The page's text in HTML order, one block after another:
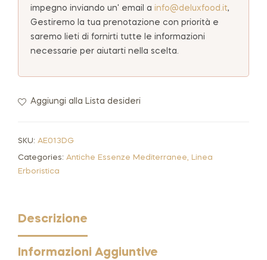
impegno inviando un' email a info@deluxfood.it,
Gestiremo la tua prenotazione con priorità e
saremo lieti di fornirti tutte le informazioni
necessarie per aiutarti nella scelta.
Aggiungi alla Lista desideri
SKU: AE013DG
Categories: Antiche Essenze Mediterranee, Linea
Erboristica
Descrizione
Informazioni Aggiuntive